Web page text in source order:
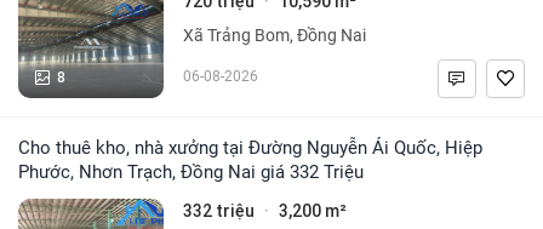
8
Xã Trảng Bom, Đồng Nai
06-08-2026
Cho thuê kho, nhà xưởng tại Đường Nguyễn Ái Quốc, Hiệp
Phước, Nhơn Trạch, Đồng Nai giá 332 Triệu
332 triệu · 3,200 m²